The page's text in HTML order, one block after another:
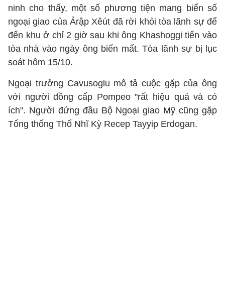
ninh cho thấy, một số phương tiện mang biển số
ngoại giao của Ảrập Xêút đã rời khỏi tòa lãnh sự để
đến khu ở chỉ 2 giờ sau khi ông Khashoggi tiến vào
tòa nhà vào ngày ông biến mất. Tòa lãnh sự bị lục
soát hôm 15/10.
Ngoại trưởng Cavusoglu mô tả cuộc gặp của ông
với người đồng cấp Pompeo "rất hiệu quả và có
ích". Người đứng đầu Bộ Ngoại giao Mỹ cũng gặp
Tổng thống Thổ Nhĩ Kỳ Recep Tayyip Erdogan.